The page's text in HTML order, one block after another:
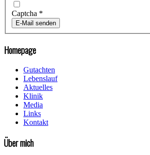
Captcha *
E-Mail senden
Homepage
Gutachten
Lebenslauf
Aktuelles
Klinik
Media
Links
Kontakt
Über mich